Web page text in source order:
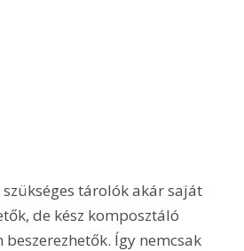
tárolók akár saját
de kész komposztáló
beszerezhetők. Így nemcsak